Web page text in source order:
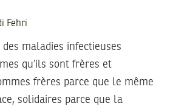
Fehri
maladies infectieuses
qu’ils sont frères et
frères parce que le même
solidaires parce que la